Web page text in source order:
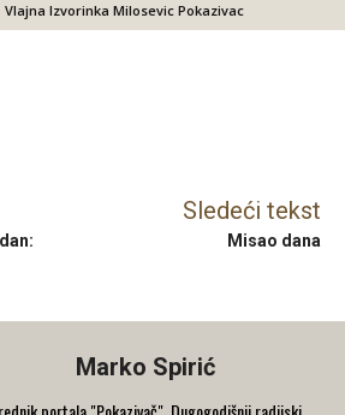
Vlajna Izvorinka Milosevic Pokazivac
Sledeći tekst
Misao dana
Marko Spirić